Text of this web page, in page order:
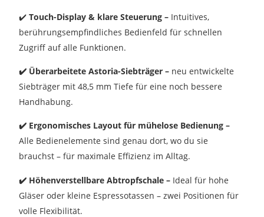
✔️Touch-Display & klare Steuerung – Intuitives,
berührungsempfindliches Bedienfeld für schnellen
Zugriff auf alle Funktionen.
✔️ Überarbeitete Astoria-Siebträger – neu entwickelte
Siebträger mit 48,5 mm Tiefe für eine noch bessere
Handhabung.
✔️ Ergonomisches Layout für mühelose Bedienung –
Alle Bedienelemente sind genau dort, wo du sie
brauchst – für maximale Effizienz im Alltag.
✔️ Höhenverstellbare Abtropfschale – Ideal für hohe
Gläser oder kleine Espressotassen – zwei Positionen für
volle Flexibilität.